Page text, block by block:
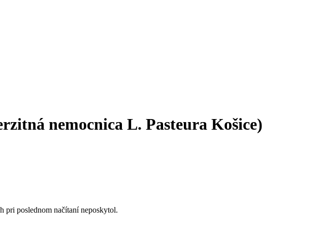
nemocnica L. Pasteura Košice)
pri poslednom načítaní neposkytol.